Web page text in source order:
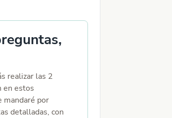
realizar las 2
en estos
mandaré por
detalladas, con